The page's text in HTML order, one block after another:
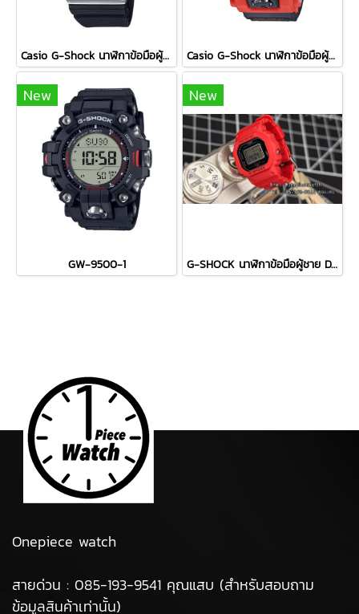
Casio G-Shock นาฬิกาข้อมือผู้ชาย สายเรซิ่น รุ่น GBM-2100-1A - สีดำ Casio G-Shock นาฬิกาข้อมือผู้ชาย สายเรซิ่น รุ่น GW-9500-1A4 / สีส้ม
New
GW-9500-1
New
G-SHOCK นาฬิกาข้อมือผู้ชาย DWN-5600-4DR สีแดง
Onepiece watch
สายด่วน : 085-193-9541 คุณแสบ (สำหรับสอบถาม
ข้อมูลสินค้าเท่านั้น)